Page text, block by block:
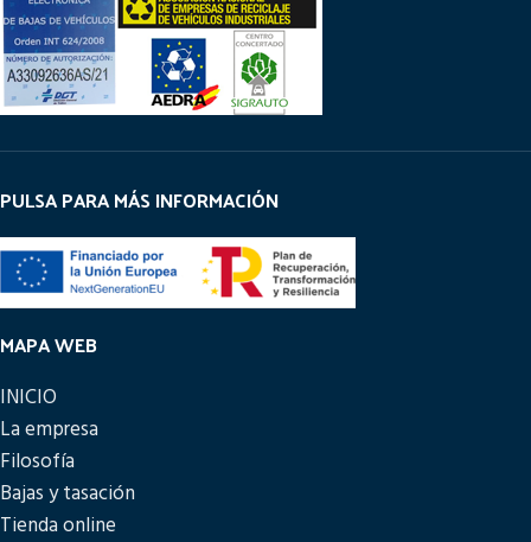
PULSA PARA MÁS INFORMACIÓN
MAPA WEB
INICIO
La empresa
Filosofía
Bajas y tasación
Tienda online